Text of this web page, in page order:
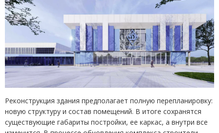
Реконструкция здания предполагает полную перепланировку:
новую структуру и состав помещений. В итоге сохранятся
существующие габариты постройки, ее каркас, а внутри все